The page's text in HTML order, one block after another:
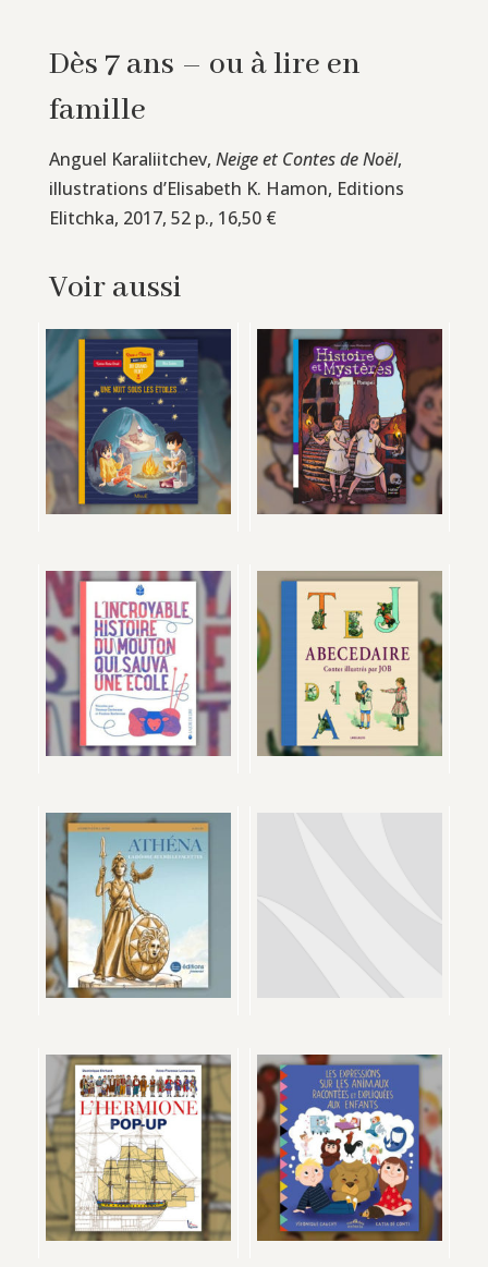
Dès 7 ans – ou à lire en
famille
Anguel Karaliitchev, Neige et Contes de Noël,
illustrations d’Elisabeth K. Hamon, Editions
Elitchka, 2017, 52 p., 16,50 €
Voir aussi